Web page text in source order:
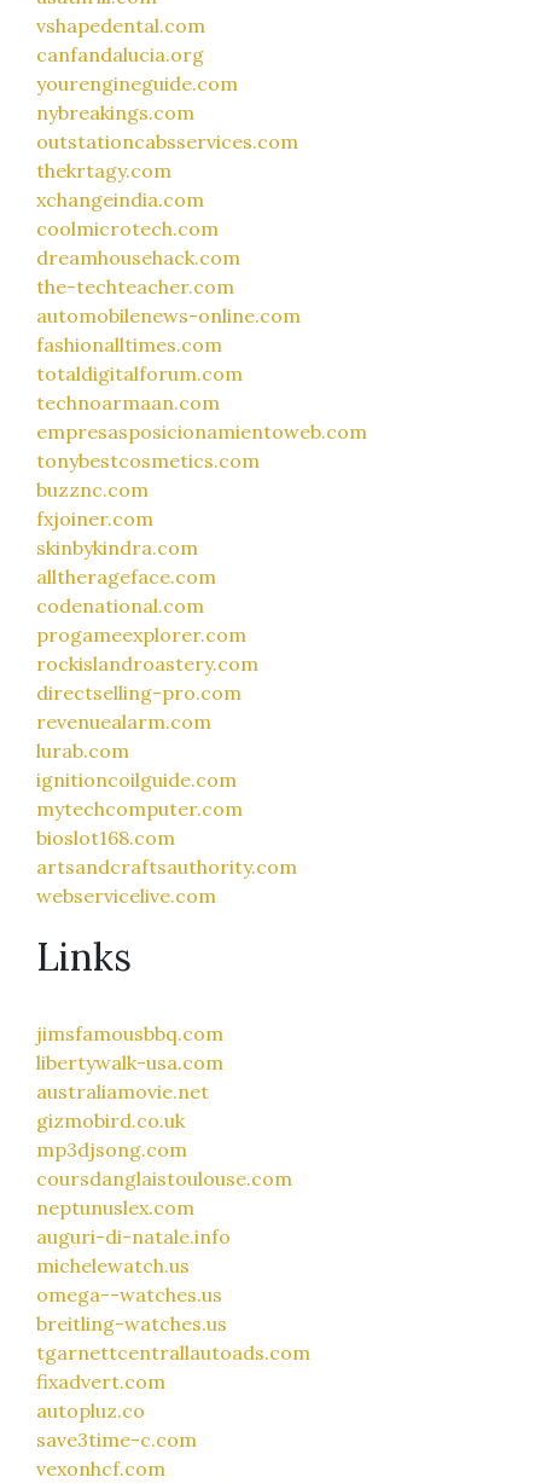
vshapedental.com
canfandalucia.org
yourengineguide.com
nybreakings.com
outstationcabsservices.com
thekrtagy.com
xchangeindia.com
coolmicrotech.com
dreamhousehack.com
the-techteacher.com
automobilenews-online.com
fashionalltimes.com
totaldigitalforum.com
technoarmaan.com
empresasposicionamientoweb.com
tonybestcosmetics.com
buzznc.com
fxjoiner.com
skinbykindra.com
alltherageface.com
codenational.com
progameexplorer.com
rockislandroastery.com
directselling-pro.com
revenuealarm.com
lurab.com
ignitioncoilguide.com
mytechcomputer.com
bioslot168.com
artsandcraftsauthority.com
webservicelive.com
Links
jimsfamousbbq.com
libertywalk-usa.com
australiamovie.net
gizmobird.co.uk
mp3djsong.com
coursdanglaistoulouse.com
neptunuslex.com
auguri-di-natale.info
michelewatch.us
omega--watches.us
breitling-watches.us
tgarnettcentrallautoads.com
fixadvert.com
autopluz.co
save3time-c.com
vexonhcf.com